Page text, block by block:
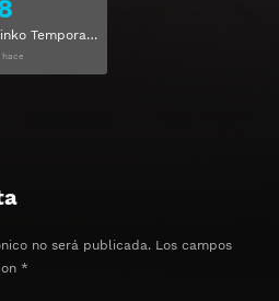
Pachinko Temporada 1 Capitulo 8
hace
no será publicada. Los campos
*